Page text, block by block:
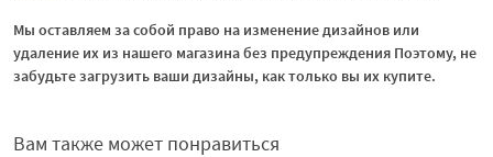
Мы оставляем за собой право на изменение дизайнов или
удаление их из нашего магазина без предупреждения Поэтому, не
забудьте загрузить ваши дизайны, как только вы их купите.
Вам также может понравиться